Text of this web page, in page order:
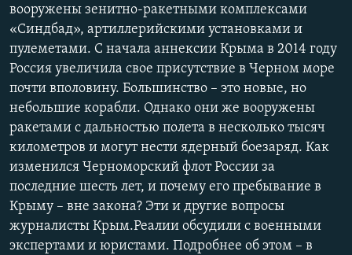
вооружены зенитно-ракетными комплексами
«Синдбад», артиллерийскими установками и
пулеметами. С начала аннексии Крыма в 2014 году
Россия увеличила свое присутствие в Черном море
почти вполовину. Большинство – это новые, но
небольшие корабли. Однако они же вооружены
ракетами с дальностью полета в несколько тысяч
километров и могут нести ядерный боезаряд. Как
изменился Черноморский флот России за
последние шесть лет, и почему его пребывание в
Крыму – вне закона? Эти и другие вопросы
журналисты Крым.Реалии обсудили с военными
экспертами и юристами. Подробнее об этом – в